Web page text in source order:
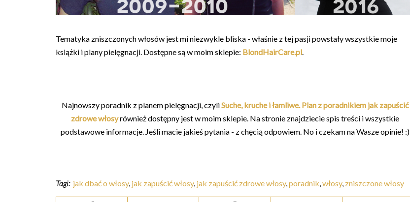
Tematyka zniszczonych włosów jest mi niezwykle bliska - właśnie z tej pasji powstały wszystkie moje
książki i plany pielęgnacji. Dostępne są w moim sklepie: BlondHairCare.pl
Najnowszy poradnik z planem pielęgnacji, czyliSuche, kruche i łamliwe. Plan z poradnikiem jak zapuścić
zdrowe włosyrównież dostępny jest w moim sklepie. Na stronie znajdziecie spis treści i wszystkie
podstawowe informacje. Jeśli macie jakieś pytania - z chęcią odpowiem. No i czekam na Wasze opinie! :)
Tagi: jak dbać o włosy, jak zapuścić włosy, jak zapuścić zdrowe włosy, poradnik włosy, zniszczone włosy